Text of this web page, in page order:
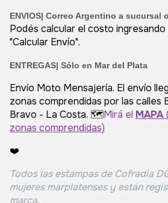
ENVIOS| Correo Argentino a sucursal
Podés calcular el costo
"Calcular Envío".
ENTREGAS| Sólo en Mar del Plata
Envío Moto Mensajería. El envío
zonas comprendidas por las calles
Bravo - La Costa. 🗺️Mirá el MAPA
zonas comprendidas)
❤️
Todos las estampas de Cofradia
mujeres marplatenses y están
marca.